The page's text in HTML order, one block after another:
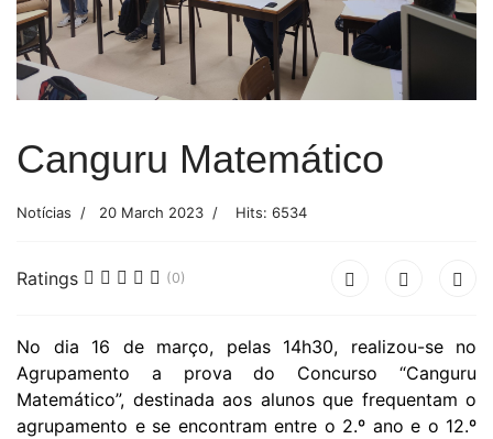
Canguru Matemático
Notícias 20 March 2023 Hits: 6534
Ratings (0)
No dia 16 de março, pelas 14h30, realizou-se no
Agrupamento a prova do Concurso “Canguru
Matemático”, destinada aos alunos que frequentam o
agrupamento e se encontram entre o 2.º ano e o 12.º